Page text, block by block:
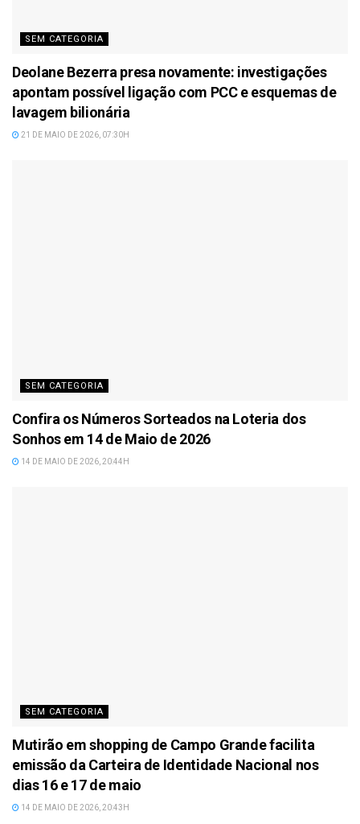
SEM CATEGORIA
Deolane Bezerra presa novamente: investigações
apontam possível ligação com PCC e esquemas de
lavagem bilionária
21 DE MAIO DE 2026, 07:30H
SEM CATEGORIA
Confira os Números Sorteados na Loteria dos
Sonhos em 14 de Maio de 2026
14 DE MAIO DE 2026, 20:44H
SEM CATEGORIA
Mutirão em shopping de Campo Grande facilita
emissão da Carteira de Identidade Nacional nos
dias 16 e 17 de maio
14 DE MAIO DE 2026, 20:43H